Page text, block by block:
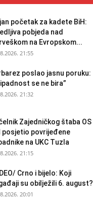
početak za kadete BiH:
pobjeda nad
na Evropskom...
21:55
poslao jasnu poruku:
se ne bira”
21:32
Zajedničkog štaba OS
posjetio povrijeđene
na UKC Tuzla
21:15
Crno i bijelo: Koji
su obilježili 6. august?
20:01